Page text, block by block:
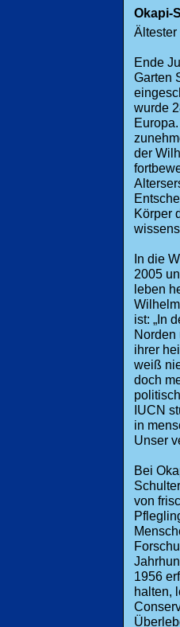
Okapi-
Ende
Garten
wurde
der
Körper
In die
2005
leben
ist: „In
Norden
ihrer
weiß
doch
IUCN
in
Unser
Bei
von
1956
halten,